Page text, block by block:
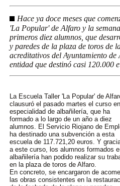
Hace ya doce meses que
'La Popular' de Alfaro y la
primeros diez alumnos, que
y paredes de la plaza de toros de
acreditativos del Ayuntamiento
entidad que destinó casi 120.000
La Escuela Taller 'La Popular' de
clausuró el pasado martes el curso
especialidad de albañilería, que ha
formado a lo largo de un año a diez
alumnos. El Servicio Riojano de
ha destinado una subvención a esta
escuela de 117.721,20 euros. Y
a este curso, los alumnos formados
albañilería han podido realizar su
en la plaza de toros de Alfaro.
En concreto, se encargaron de
las obras consistentes en la